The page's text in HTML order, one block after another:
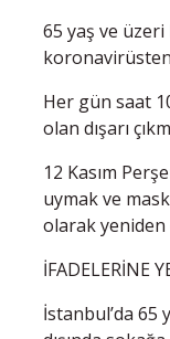
65 yaş ve
Her gün saat
olan dışarı
12 Kasım
uymak ve
olarak
İFADELERİNE
İstanbul’da 65